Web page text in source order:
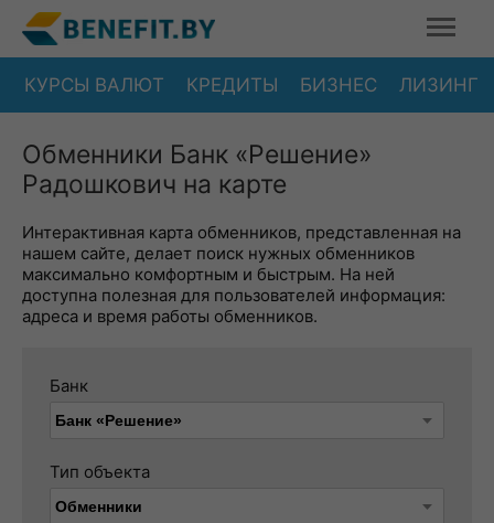
КУРСЫ ВАЛЮТ КРЕДИТЫ БИЗНЕС ЛИЗИНГ
Обменники Банк «Решение»
Радошкович на карте
Интерактивная карта обменников, представленная на
нашем сайте, делает поиск нужных обменников
максимально комфортным и быстрым. На ней
доступна полезная для пользователей информация:
адреса и время работы обменников.
Банк
Тип объекта